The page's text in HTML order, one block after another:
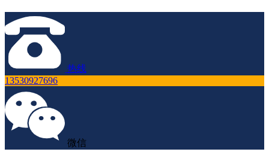
热线
13530927696
微信